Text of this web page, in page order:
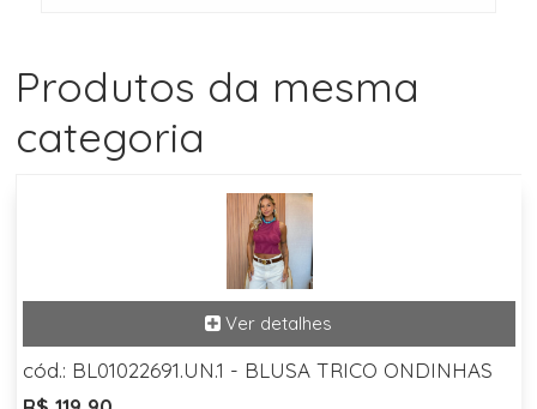
Produtos da mesma
categoria
cód.: BL01022691.UN.1 - BLUSA TRICO ONDINHAS